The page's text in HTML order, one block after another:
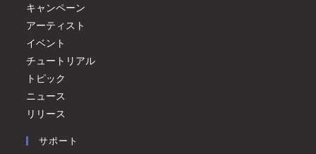
キャンペーン
アーティスト
イベント
チュートリアル
トピック
ニュース
リリース
サポート